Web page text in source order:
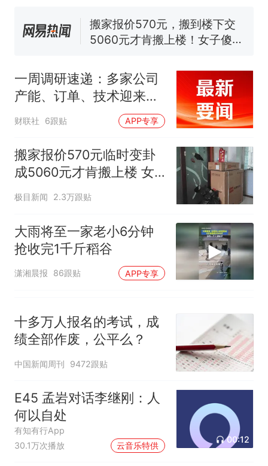
搬家报价570元，搬到楼下交
5060元才肯搬上楼！女子傻眼
电力部门回应
佛山一中学招聘物理教师，笔
试前13名均遭淘汰？教育局：
已叫停招聘，成立调查组全面
“不建议大家买深色蛋糕”上热
热 那个在床头放菜刀的女孩，
因老师一句“跟我回家”改写了
人生
一周调研速递：多家公司
产能、订单、技术迎来突
破，涉及PCB、MLCC、
算力、CPO等行业
财联社 6跟贴 APP专享
搬家报价570元临时变卦
成5060元才肯搬上楼 女
子傻眼
极目新闻 2.3万跟贴
大雨将至一家老小6分钟
抢收完1千斤稻谷
潇湘晨报 86跟贴 APP专享
十多万人报名的考试，成
绩全部作废，公平么？
中国新闻周刊 9472跟贴
E45 孟岩对话李继刚：人
何以自处
有知有行App
30.1万次播放
云音乐特供
00:12